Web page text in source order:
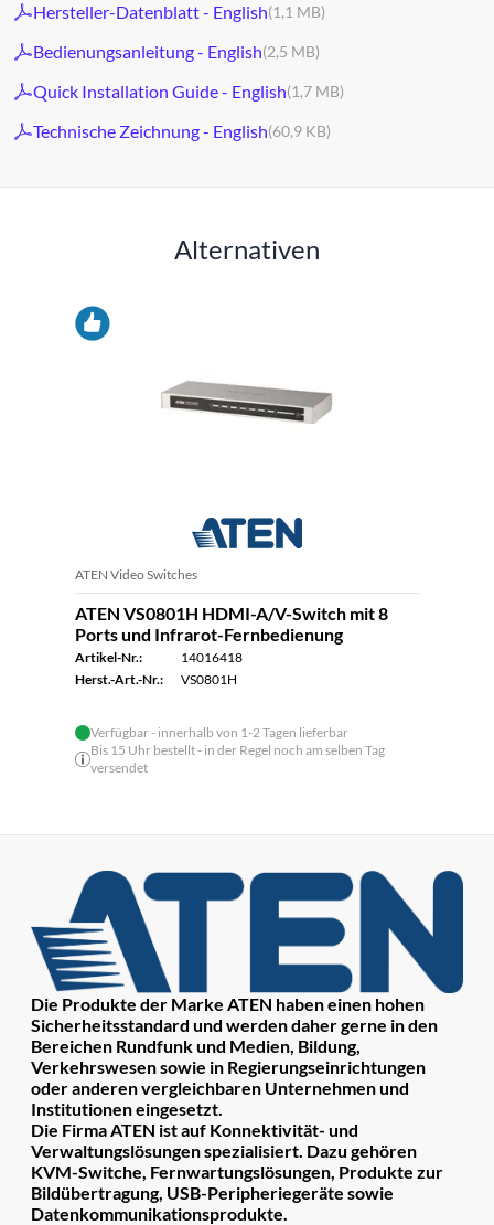
Hersteller-Datenblatt - English(1,1 MB)
Bedienungsanleitung - English(2,5 MB)
Quick Installation Guide - English(1,7 MB)
Technische Zeichnung - English(60,9 KB)
Alternativen
ATEN Video Switches
ATEN VS0801H HDMI-A/V-Switch mit 8
Ports und Infrarot-Fernbedienung
Artikel-Nr.:
14016418
Herst.-Art.-Nr.:
VS0801H
Verfügbar - innerhalb von 1-2 Tagen lieferbar
Bis 15 Uhr bestellt - in der Regel noch am selben Tag
versendet
Die Produkte der Marke ATEN haben einen hohen
Sicherheitsstandard und werden daher gerne in den
Bereichen Rundfunk und Medien, Bildung,
Verkehrswesen sowie in Regierungseinrichtungen
oder anderen vergleichbaren Unternehmen und
Institutionen eingesetzt.
Die Firma ATEN ist auf Konnektivität- und
Verwaltungslösungen spezialisiert. Dazu gehören
KVM-Switche, Fernwartungslösungen, Produkte zur
Bildübertragung, USB-Peripheriegeräte sowie
Datenkommunikationsprodukte.